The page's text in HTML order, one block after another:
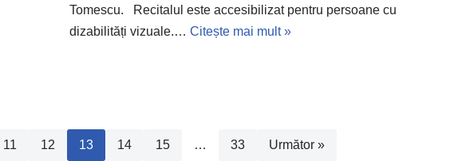
Tomescu. Recitalul este accesibilizat pentru persoane cu
dizabilități vizuale.…Citește mai mult »
11 12 13 14 15 … 33 Următor »